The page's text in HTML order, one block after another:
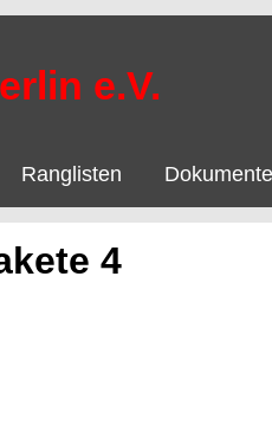
e.V.
Ranglisten Dokumente
4